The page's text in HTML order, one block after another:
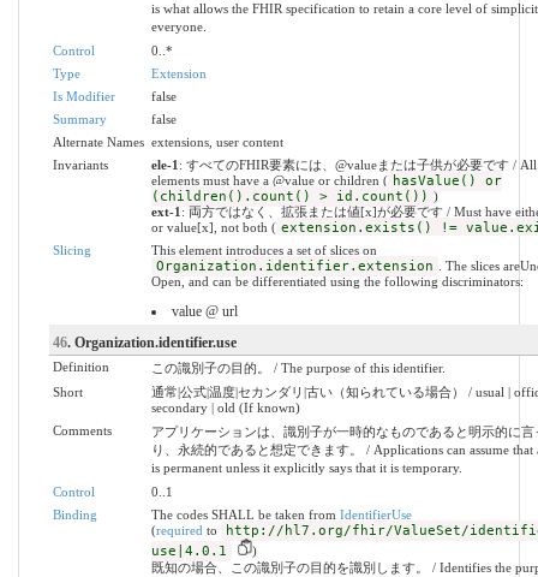
is what allows the FHIR specification to retain a core level of
everyone.
Control
0..*
Type
Extension
Is Modifier
false
Summary
false
Alternate Names extensions, user content
Invariants
ele-1 : すべてのFHIR要素には、@valueまたは子供が必要です /
elements must have a @value or children ( hasValue() or
(children().count() > id.count()) )
ext-1 : 両方ではなく、拡張または値[x]が必要です / Must have
or value[x], not both ( extension.exists() !=
Slicing This element introduces a set of slices on
Organization.identifier.extension
. The slices
Open, and can be differentiated using the following discriminators:
value @ url
46. Organization.identifier.use
Definition
この識別子の目的。 / The purpose of this identifier.
Short
通常|公式|温度|セカンダリ|古い（知られている場合） / usual |
secondary | old (If known)
Comments
アプリケーションは、識別子が一時的なものであると明示的に言
り、永続的であると想定できます。 / Applications can assume that
is permanent unless it explicitly says that it is temporary.
Control
0..1
Binding
The codes SHALL be taken from IdentifierUse
(required to
http://hl7.org/fhir/ValueSet/
use|4.0.1
)
既知の場合、この識別子の目的を識別します。 / Identifies the